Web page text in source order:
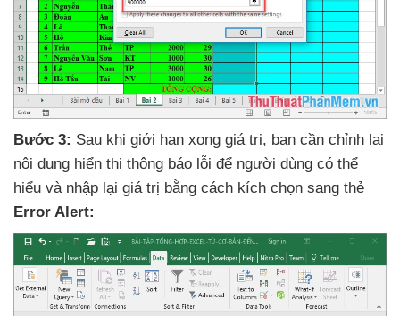
Bước 3: Sau khi giới hạn xong giá trị, bạn cần chỉnh lại
nội dung hiển thị thông báo lỗi để người dùng có thể
hiểu và nhập lại giá trị bằng cách kích chọn sang thẻ
Error Alert: